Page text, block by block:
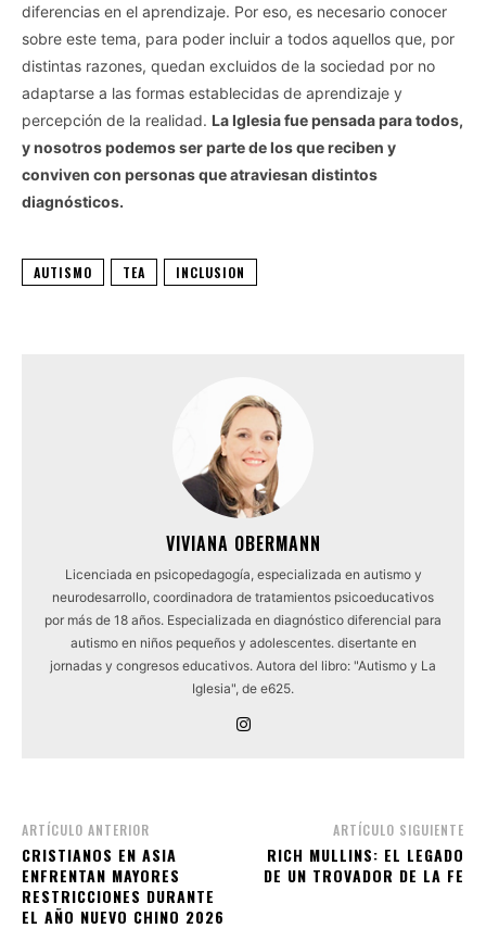
diferencias en el aprendizaje. Por eso, es necesario conocer
sobre este tema, para poder incluir a todos aquellos que, por
distintas razones, quedan excluidos de la sociedad por no
adaptarse a las formas establecidas de aprendizaje y
percepción de la realidad. La Iglesia fue pensada para todos,
y nosotros podemos ser parte de los que reciben y
conviven con personas que atraviesan distintos
diagnósticos.
AUTISMO TEA INCLUSION
VIVIANA OBERMANN
Licenciada en psicopedagogía, especializada en autismo y
neurodesarrollo, coordinadora de tratamientos psicoeducativos
por más de 18 años. Especializada en diagnóstico diferencial para
autismo en niños pequeños y adolescentes. disertante en
jornadas y congresos educativos. Autora del libro: "Autismo y La
Iglesia", de e625.
ARTÍCULO ANTERIOR
CRISTIANOS EN ASIA
ENFRENTAN MAYORES
RESTRICCIONES DURANTE
EL AÑO NUEVO CHINO 2026
ARTÍCULO SIGUIENTE
RICH MULLINS: EL LEGADO
DE UN TROVADOR DE LA FE